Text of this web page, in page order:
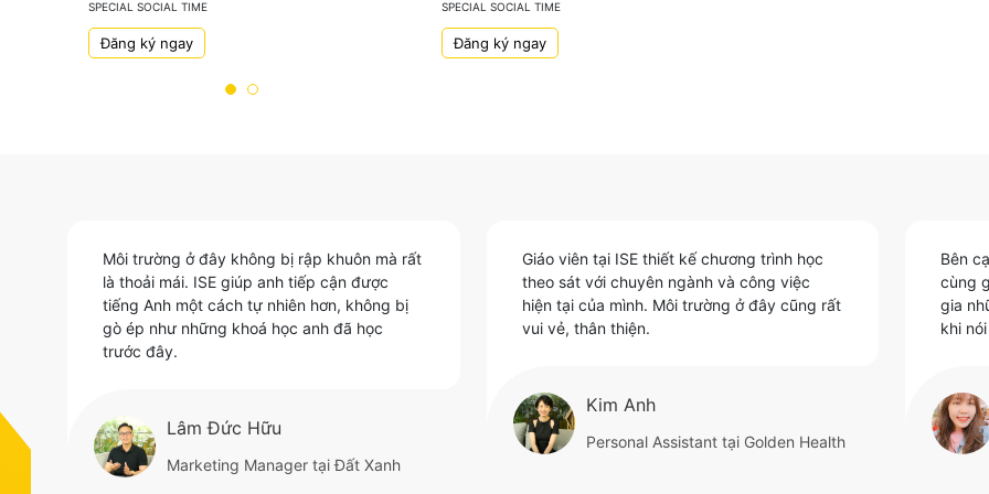
SPECIAL SOCIAL TIME
Đăng ký ngay
SPECIAL SOCIAL TIME
Đăng ký ngay
Môi trường ở đây không bị rập khuôn mà rất
là thoải mái. ISE giúp anh tiếp cận được
tiếng Anh một cách tự nhiên hơn, không bị
gò ép như những khoá học anh đã học
trước đây.
Lâm Đức Hữu
Marketing Manager tại Đất Xanh
Giáo viên tại ISE thiết kế chương trình học
theo sát với chuyên ngành và công việc
hiện tại của mình. Môi trường ở đây cũng rất
vui vẻ, thân thiện.
Kim Anh
Personal Assistant tại Golden Health
Bên
cùng
gia
khi